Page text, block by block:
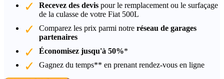
Recevez des devis pour le remplacement ou le surfaçage
de la culasse de votre Fiat 500L
Comparez les prix parmi notre réseau de garages
partenaires
Économisez jusqu'à 50%*
Gagnez du temps** en prenant rendez-vous en ligne